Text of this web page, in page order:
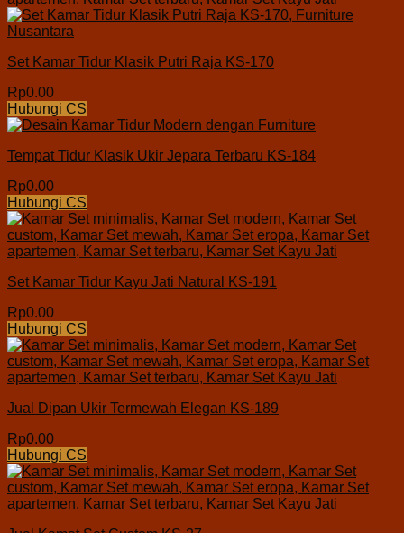
Set Kamar Tidur Klasik Putri Raja KS-170
Rp0.00
Hubungi CS
Tempat Tidur Klasik Ukir Jepara Terbaru KS-184
Rp0.00
Hubungi CS
Set Kamar Tidur Kayu Jati Natural KS-191
Rp0.00
Hubungi CS
Jual Dipan Ukir Termewah Elegan KS-189
Rp0.00
Hubungi CS